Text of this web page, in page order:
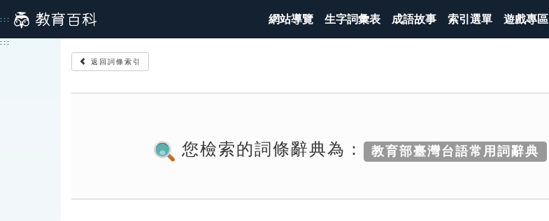
到
主
::: 網站導覽 生字詞彙表 成語故事 索引選單 遊戲專區
:::
返回詞條索引
您檢索的詞條辭典為： 教育部臺灣台語常用詞辭典